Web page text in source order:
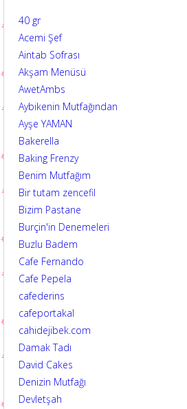
40 gr
Acemi Şef
Aintab Sofrası
Akşam Menüsü
AwetAmbs
Aybikenin Mutfağından
Ayşe YAMAN
Bakerella
Baking Frenzy
Benim Mutfağım
Bir tutam zencefil
Bizim Pastane
Burçin'in Denemeleri
Buzlu Badem
Cafe Fernando
Cafe Pepela
cafederins
cafeportakal
cahidejibek.com
Damak Tadı
David Cakes
Denizin Mutfağı
Devletşah